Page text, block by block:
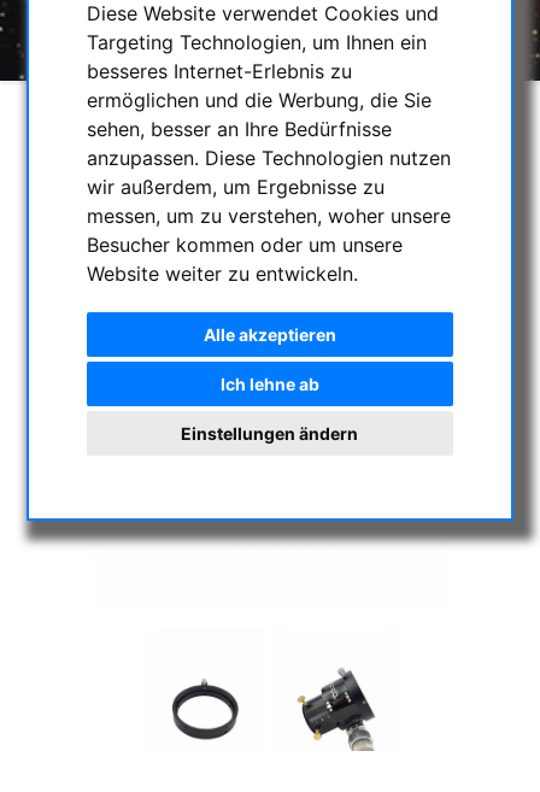
Diese Website verwendet Cookies und
Targeting Technologien, um Ihnen ein
besseres Internet-Erlebnis zu
ermöglichen und die Werbung, die Sie
sehen, besser an Ihre Bedürfnisse
anzupassen. Diese Technologien nutzen
wir außerdem, um Ergebnisse zu
messen, um zu verstehen, woher unsere
Besucher kommen oder um unsere
Website weiter zu entwickeln.
Alle akzeptieren
Ich lehne ab
Einstellungen ändern
PRÄZISIONSAUSZUG